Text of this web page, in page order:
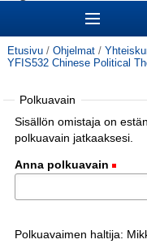
Sections
Etusivu / Ohjelmat /
YFIS532 Chinese Political
Polkuavain
Sisällön omistaja on
polkuavain jatkaaksesi.
Anna polkuavain
Polkuavaimen haltija: